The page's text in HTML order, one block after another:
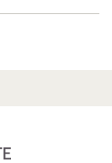
DE 39€